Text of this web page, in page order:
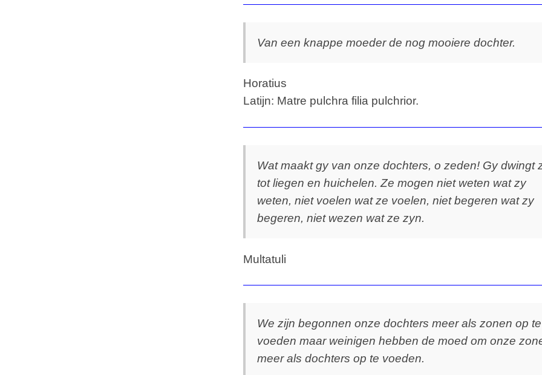
Van een knappe moeder de nog mooiere dochter.
Horatius
Latijn: Matre pulchra filia pulchrior.
Wat maakt gy van onze dochters, o zeden! Gy dwingt
tot liegen en huichelen. Ze mogen niet weten wat zy
weten, niet voelen wat ze voelen, niet begeren wat zy
begeren, niet wezen wat ze zyn.
Multatuli
We zijn begonnen onze dochters meer als zonen op te
voeden maar weinigen hebben de moed om onze
meer als dochters op te voeden.